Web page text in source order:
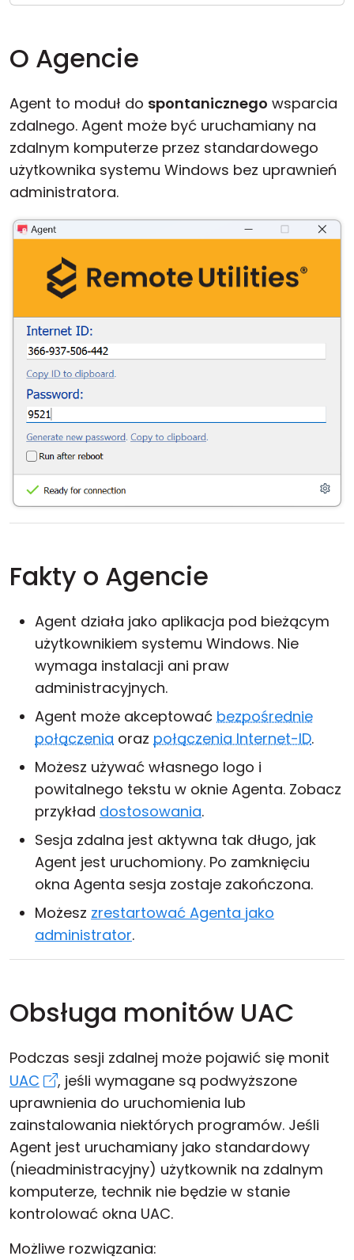
O Agencie
Agent to moduł do spontanicznego wsparcia
zdalnego. Agent może być uruchamiany na
zdalnym komputerze przez standardowego
użytkownika systemu Windows bez uprawnień
administratora.
Fakty o Agencie
Agent działa jako aplikacja pod bieżącym
użytkownikiem systemu Windows. Nie
wymaga instalacji ani praw
administracyjnych.
Agent może akceptować bezpośrednie
połączenia oraz połączenia Internet-ID.
Możesz używać własnego logo i
powitalnego tekstu w oknie Agenta. Zobacz
przykład dostosowania.
Sesja zdalna jest aktywna tak długo, jak
Agent jest uruchomiony. Po zamknięciu
okna Agenta sesja zostaje zakończona.
Możesz zrestartować Agenta jako
administrator.
Obsługa monitów UAC
Podczas sesji zdalnej może pojawić się monit
UAC
, jeśli wymagane są podwyższone
uprawnienia do uruchomienia lub
zainstalowania niektórych programów. Jeśli
Agent jest uruchamiany jako standardowy
(nieadministracyjny) użytkownik na zdalnym
komputerze, technik nie będzie w stanie
kontrolować okna UAC.
Możliwe rozwiązania: